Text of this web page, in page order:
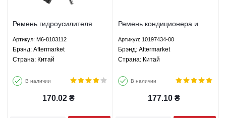
Ремень гидроусилителя
S6/F6/G6 2.0 - M6-8103112
Aftermarket
Артикул: M6-8103112
Брэнд: Aftermarket
Страна: Китай
В наличии
170.02 ₴
Ремень кондиционера и
10197434-00 Aftermarket
Артикул: 10197434-00
Брэнд: Aftermarket
Страна: Китай
В наличии
177.10 ₴